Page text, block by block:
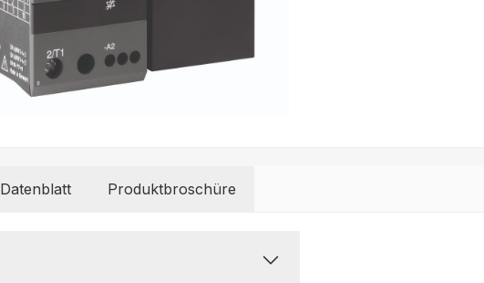
Datenblatt Produktbroschüre